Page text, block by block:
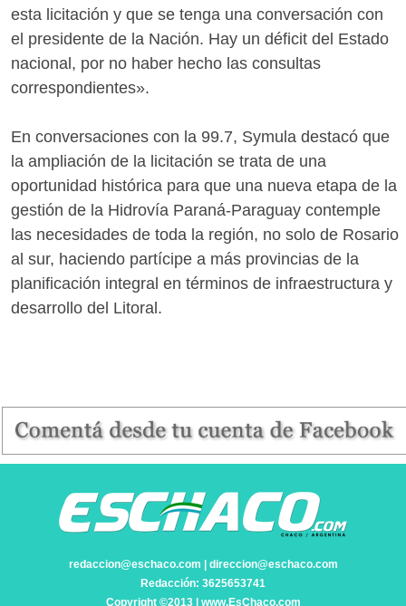
esta licitación y que se tenga una conversación con
el presidente de la Nación. Hay un déficit del Estado
nacional, por no haber hecho las consultas
correspondientes».
En conversaciones con la 99.7, Symula destacó que
la ampliación de la licitación se trata de una
oportunidad histórica para que una nueva etapa de la
gestión de la Hidrovía Paraná-Paraguay contemple
las necesidades de toda la región, no solo de Rosario
al sur, haciendo partícipe a más provincias de la
planificación integral en términos de infraestructura y
desarrollo del Litoral.
redaccion@eschaco.com | direccion@eschaco.com
Redacción: 3625653741
Copyright ©2013 | www.EsChaco.com